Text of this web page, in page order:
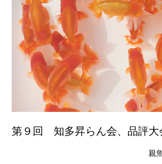
第９回 知多昇らん会、品評
親魚、東大